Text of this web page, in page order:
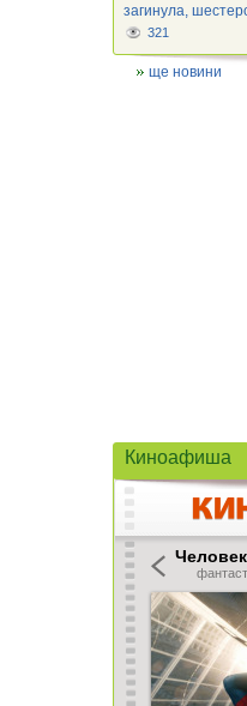
загинула,
321
ще новини
Киноафиша